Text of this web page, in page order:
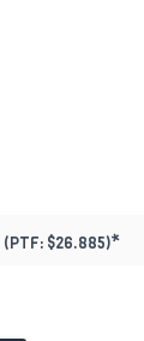
(PTF: $26.885)*